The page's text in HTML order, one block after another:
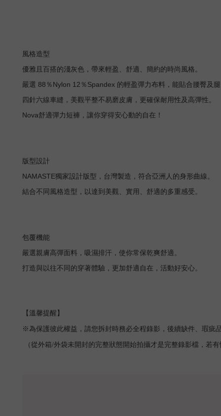
風格造型
優雅且百搭的淺灰色，帶來輕盈、舒適、簡約的時尚風格。
嚴選 88％Nylon 12％Spandex 的輕盈彈力布料，能貼合腰臀及
四針六線車縫，美觀平整不易磨皮膚，更確保耐用性及高彈性。
Nova舒適彈力短褲，讓你穿得安心動的自在！
版型設計
NAMASTE獨家設計版型，台灣製造，符合亞洲人的身形曲線。
結合不同風格造型，以達到美觀、實用、舒適的多重感受。
包覆機能
嚴選親膚高彈面料，吸濕排汗，使你常保乾爽舒適。
打造與以往不同的穿著體驗，更加舒適自在，活動好安心。
【溫馨提醒】
※為保護彼此權益，請您拆封時務必全程錄影，後續缺件、瑕疵
（從外箱/外袋未開封的完整狀態開始拍攝才是完整錄影檔，若